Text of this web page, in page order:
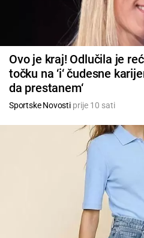
Ovo je kraj! Odlučila je
točku na ‘i‘ čudesne
da prestanem‘
Sportske Novostiprije 10 sati